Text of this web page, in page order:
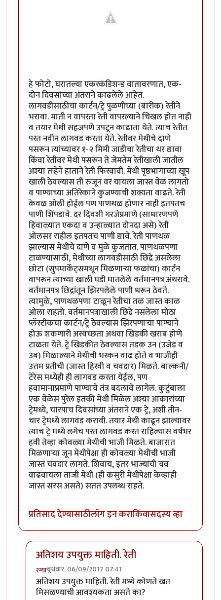
हे फोटो, घरातल्या एकरकंडिशन्ड वातावरणात, एक-
दोन दिवसांच्या अंतराने काढलेले आहेत.
लागवडीसाठीचा कार्टन/ट्रे पुळणीच्या (बारीक) रेतीने
भरावा. माती न वापरता रेती वापरल्याने चिखल होत नाही
व तयार मेथी सहजपणे उपटून काढाता येते. त्याच रेतीत
परत नवीन लागवड करता येते. रेतीवर मेथीचे दाणे
पसरून त्यांच्यावर १-२ मिमी जाडीचा रेतीचा थर द्यावा
किंवा रेतीवर मेथी पसरून ते जेमतेम रेतीखाली जातील
अश्या तर्‍हेने हाताने रेती फिरवावी. मेथी पृष्ठभागाच्या खूप
खाली ठेवल्यास ती रुजून वर यायला जास्त वेळ लागतो
व पाण्याच्या अतिरेकाने कुजण्याची शक्यता वाढते. रेती
केवळ ओली होईल पण पाणथळ होणार नाही इतपतच
पाणी शिंपडावे. दर दिवशी गरजेप्रमाणे (साधारणपणे
हिवाळ्यात एकदा व उन्हाळ्यात दोनदा असे) रेती
ओलसर राहील इतपतच पाणी द्यावे. रेती पाणथळ
झाल्यास मेथीचे दाणे व मुळे कुजतात. पाणथळपणा
टाळण्यासाठी, मेथीच्या लागवडीसाठी छिद्रे असलेला
छोटा (सुपमार्केट्समधून मिळणार्‍या फळांचा) कार्टन
वापरून त्याच्या खाली घडी घातलेले वर्तमानपत्र अंथरावे.
वर्तमानपत्र छिद्रांतून झिरपलेले पाणी धरून ठेवते.
त्यामुळे, पाणथळपणा टाळून रेतीचा तळ जास्त काळ
ओला राहतो. वर्तमानपत्राखाली छिद्रे नसलेला मोठा
प्लॅस्टीकचा कार्टन/ट्रे ठेवल्यास झिरपणार्‍या पाण्याने
होऊ शकणारी अस्वच्छता अथवा खिडकी खराब होणे
टाळता येते. ट्रे खिडकीत ठेवल्यास तडक उन (उजेड व
उब) मिळाल्याने मेथीची भरकन वाढ होते व भाजीही
उत्तम प्रतीची (जास्त हिरवी व चवदार) मिळते. बाल्कनी/
टेरेस मध्येही ही लागवड करता येईल, पण
हवामानाप्रमाणे पाण्याचे तंत्र बदलावे लागेल. कुटुंबाला
एक वेळेस पुरेल इतकी मेथी मिळेल अश्या आकारांच्या
ट्रेमध्ये, चारपाच दिवसांच्या अंतराने एक ट्रे, अशी तीन-
चार ट्रेमध्ये लागवड करावी. तयार मेथी काढून झाल्यावर
त्याच ट्रे मध्ये लगेच परत लागवड करत राहिल्यास वर्षभर
हवी तेव्हा कोवळ्या मेथीची भाजी मिळते. बाजारात
मिळणार्‍या जून मेथीपेक्षा ही कोवळ्या मेथीची भाजी
जास्त चवदार लागते. शिवाय, इतर भाज्यांची चव
वाढवायला ताजी मेथी (ही कसुरी मेथीपेक्षा केव्हाही
जास्त सरस असते) सतत उपलब्ध राहते.
प्रतिसाद देण्यासाठीलॉग इन कराकिंवासदस्य व्हा
अतिशय उपयुक्त माहिती. रेती
रम्याबुधवार, 06/09/2017 07:41
In reply toखरडफळ्यावरूनbyकंजूस
अतिशय उपयुक्त माहिती. रेती मध्ये कोणते खत
मिसळण्याची आवश्यकता असते का?